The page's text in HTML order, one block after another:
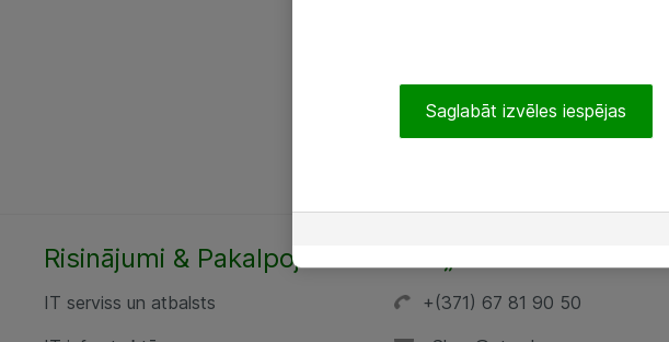
Risinājumi & Pakalpojumi
IT serviss un atbalsts
+(371) 67 81 90 50
Saglabāt izvēles iespējas